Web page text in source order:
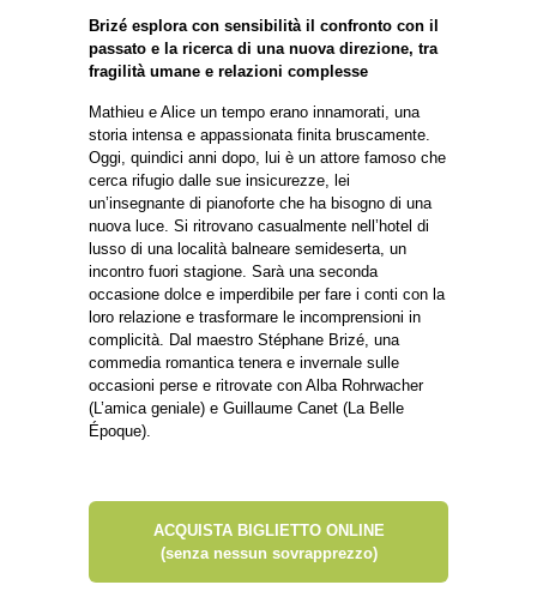
Brizé esplora con sensibilità il confronto con il
passato e la ricerca di una nuova direzione, tra
fragilità umane e relazioni complesse
Mathieu e Alice un tempo erano innamorati, una
storia intensa e appassionata finita bruscamente.
Oggi, quindici anni dopo, lui è un attore famoso che
cerca rifugio dalle sue insicurezze, lei
un’insegnante di pianoforte che ha bisogno di una
nuova luce. Si ritrovano casualmente nell’hotel di
lusso di una località balneare semideserta, un
incontro fuori stagione. Sarà una seconda
occasione dolce e imperdibile per fare i conti con la
loro relazione e trasformare le incomprensioni in
complicità. Dal maestro Stéphane Brizé, una
commedia romantica tenera e invernale sulle
occasioni perse e ritrovate con Alba Rohrwacher
(L’amica geniale) e Guillaume Canet (La Belle
Époque).
ACQUISTA BIGLIETTO ONLINE
(senza nessun sovrapprezzo)